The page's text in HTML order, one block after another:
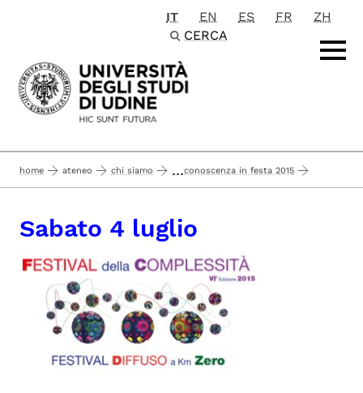
Passa al contenuto principale
IT EN ES FR
ZH
CERCA
home ateneo chi siamo ...conoscenza in festa 2015
Sabato 4 luglio